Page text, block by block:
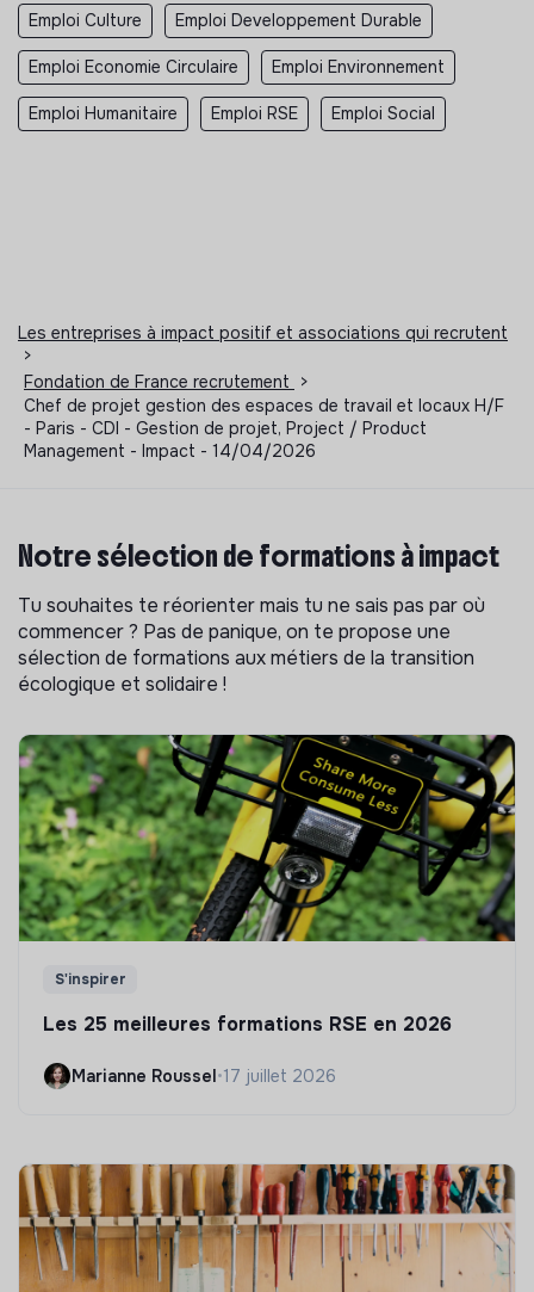
Emploi Culture Emploi Developpement Durable
Emploi Economie Circulaire Emploi Environnement
Emploi Humanitaire Emploi RSE Emploi Social
Les entreprises à impact positif et associations qui recrutent
>
Fondation de France recrutement
>
Chef de projet gestion des espaces de travail et locaux H/F
- Paris - CDI - Gestion de projet, Project / Product
Management - Impact - 14/04/2026
Notre sélection de formations à impact
Tu souhaites te réorienter mais tu ne sais pas par où
commencer ? Pas de panique, on te propose une
sélection de formations aux métiers de la transition
écologique et solidaire !
S'inspirer
Les 25 meilleures formations RSE en 2026
Marianne Roussel•17 juillet 2026